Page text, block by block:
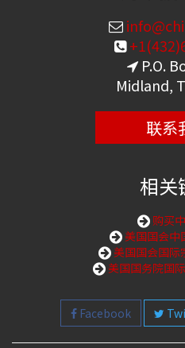
P.O.
Midland,
联系
相关
购买
美国国会中
美国国会国际
美国国务院国
Facebook